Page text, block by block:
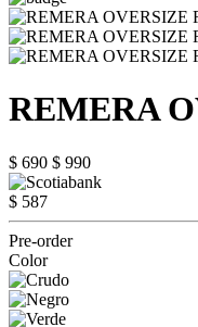
REMERA
$ 690 $ 990
$ 587
Pre-order
Color